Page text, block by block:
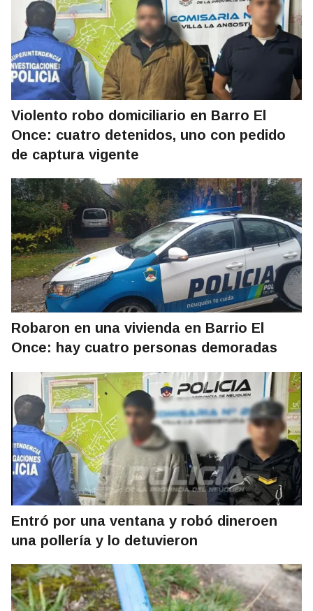
Violento robo domiciliario en Barro El
Once: cuatro detenidos, uno con pedido
de captura vigente
Robaron en una vivienda en Barrio El
Once: hay cuatro personas demoradas
Entró por una ventana y robó dineroen
una pollería y lo detuvieron